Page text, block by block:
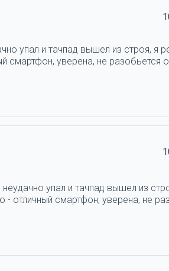
упал и тачпад вышел из строя, я
смартфон, уверена, не разобьется
упал и тачпад вышел из
отличный смартфон, уверена, не